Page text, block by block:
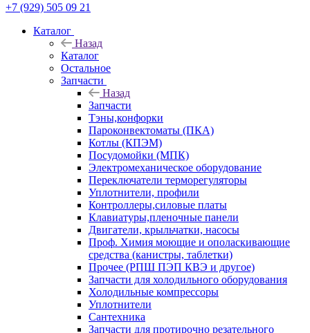
+7 (929) 505 09 21
Каталог
Назад
Каталог
Остальное
Запчасти
Назад
Запчасти
Тэны,конфорки
Пароконвектоматы (ПКА)
Котлы (КПЭМ)
Посудомойки (МПК)
Электромеханическое оборудование
Переключатели терморегуляторы
Уплотнители, профили
Контроллеры,силовые платы
Клавиатуры,пленочные панели
Двигатели, крыльчатки, насосы
Проф. Химия моющие и ополаскивающие
средства (канистры, таблетки)
Прочее (РПШ ПЭП КВЭ и другое)
Запчасти для холодильного оборудования
Холодильные компрессоры
Уплотнители
Сантехника
Запчасти для протирочно резательного